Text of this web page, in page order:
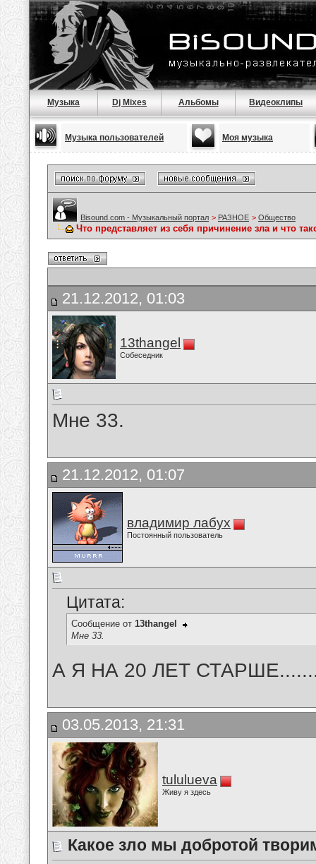
Музыка Dj Mixes Альбомы Видеоклипы
Музыка пользователей Моя музыка
Bisound.com - Музыкальный портал > РАЗНОЕ > Общество
Что представляет из себя причинение зла и что
21.12.2012, 01:03
13thangel
Собеседник
Мне 33.
21.12.2012, 01:07
владимир лабух
Постоянный пользователь
Цитата:
Сообщение от 13thangel
Мне 33.
А Я НА 20 ЛЕТ
03.05.2013, 21:31
tululueva
Живу я здесь
Какое зло мы добротой